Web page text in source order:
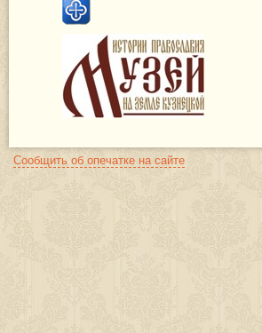
Сообщить об опечатке на сайте